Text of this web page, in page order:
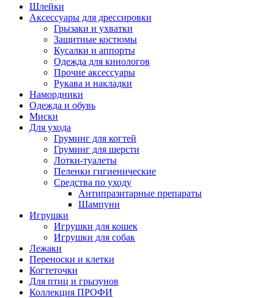
Шлейки
Аксессуары для дрессировки
Грызаки и ухватки
Защитные костюмы
Кусалки и аппорты
Одежда для кинологов
Прочие аксессуары
Рукава и накладки
Намордники
Одежда и обувь
Миски
Для ухода
Груминг для когтей
Груминг для шерсти
Лотки-туалеты
Пеленки гигиенические
Средства по уходу
Антипразитарные препараты
Шампуни
Игрушки
Игрушки для кошек
Игрушки для собак
Лежаки
Переноски и клетки
Когтеточки
Для птиц и грызунов
Коллекция ПРОФИ